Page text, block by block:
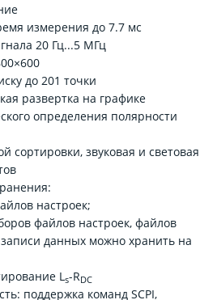
измерения до 7.7 мс
20 Гц...5 МГц
до 201 точки
развертка на графике
определения полярности
сортировки, звуковая и световая
настроек;
файлов настроек, файлов
данных можно хранить на
Ls-RDC
поддержка команд SCPI,